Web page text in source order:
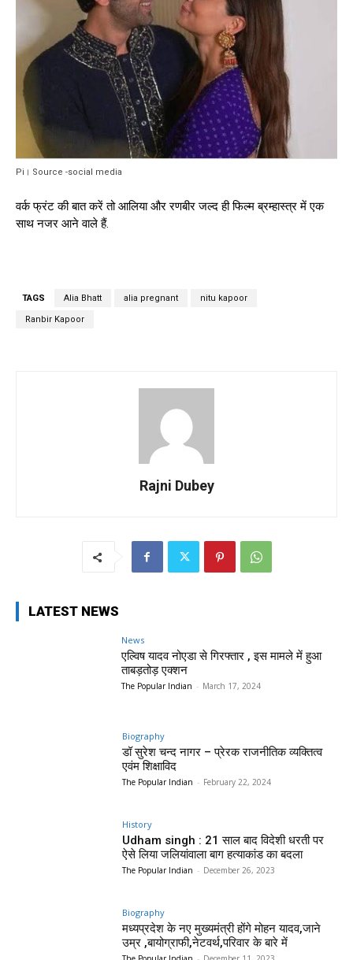
Pi। Source -social media
वर्क फ्रंट की बात करें तो आलिया और रणबीर जल्द ही फिल्म ब्रम्हास्त्र में एक
साथ नजर आने वाले हैं.
TAGS Alia Bhatt alia pregnant nitu kapoor
Ranbir Kapoor
Rajni Dubey
LATEST NEWS
News
एल्विष यादव नोएडा से गिरफ्तार , इस मामले में हुआ
ताबड़तोड़ एक्शन
The Popular Indian - March 17, 2024
Biography
डॉ सुरेश चन्द नागर – प्रेरक राजनीतिक व्यक्तित्व
एवंम शिक्षाविद
The Popular Indian - February 22, 2024
History
Udham singh : 21 साल बाद विदेशी धरती पर
ऐसे लिया जलियांवाला बाग हत्याकांड का बदला
The Popular Indian - December 26, 2023
Biography
मध्यप्रदेश के नए मुख्यमंत्री होंगे मोहन यादव,जाने
उम्र ,बायोग्राफी,नेटवर्थ,परिवार के बारे में